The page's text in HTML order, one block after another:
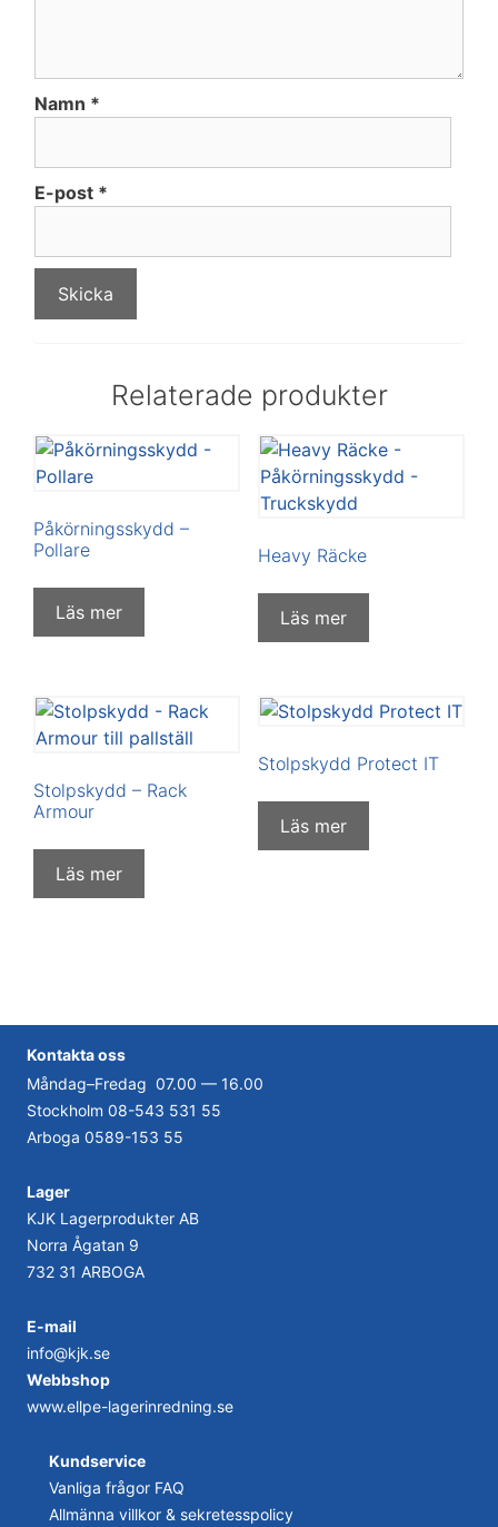
Namn *
E-post *
Relaterade produkter
Påkörningsskydd –
Pollare
Läs mer
Heavy Räcke
Läs mer
Stolpskydd – Rack
Armour
Läs mer
Stolpskydd Protect IT
Läs mer
Kontaktaoss
Måndag–Fredag 07.00 — 16.00
Stockholm 08-543 531 55
Arboga 0589-153 55
Lager
KJK Lagerprodukter AB
Norra Ågatan 9
732 31 ARBOGA
E-mail
info@kjk.se
Webbshop
www.ellpe-lagerinredning.se
Kundservice
Vanliga frågor FAQ
Allmänna villkor & sekretesspolicy